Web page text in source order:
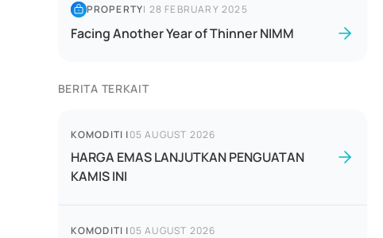
PROPERTY| 28 FEBRUARY 2025
Facing Another Year of Thinner NIMM
BERITA TERKAIT
KOMODITI |05 AUGUST 2026
HARGA EMAS LANJUTKAN PENGUATAN
KAMIS INI
KOMODITI |05 AUGUST 2026